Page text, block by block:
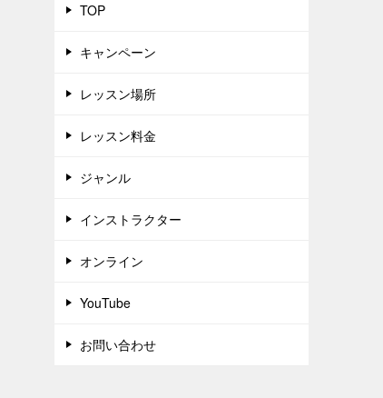
TOP
キャンペーン
レッスン場所
レッスン料金
ジャンル
インストラクター
オンライン
YouTube
お問い合わせ